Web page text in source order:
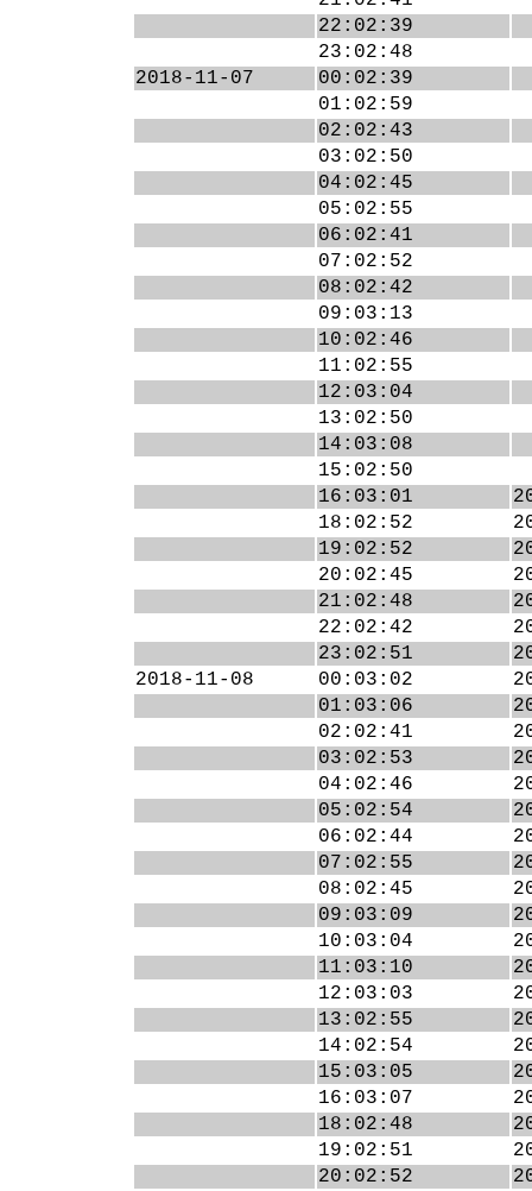
22:02:39
23:02:48
2018-11-07
00:02:39
01:02:59
02:02:43
03:02:50
04:02:45
05:02:55
06:02:41
07:02:52
08:02:42
09:03:13
10:02:46
11:02:55
12:03:04
13:02:50
14:03:08
15:02:50
16:03:01
18:02:52
19:02:52
20:02:45
21:02:48
22:02:42
23:02:51
2018-11-08
00:03:02
01:03:06
02:02:41
03:02:53
04:02:46
05:02:54
06:02:44
07:02:55
08:02:45
09:03:09
10:03:04
11:03:10
12:03:03
13:02:55
14:02:54
15:03:05
16:03:07
18:02:48
19:02:51
20:02:52